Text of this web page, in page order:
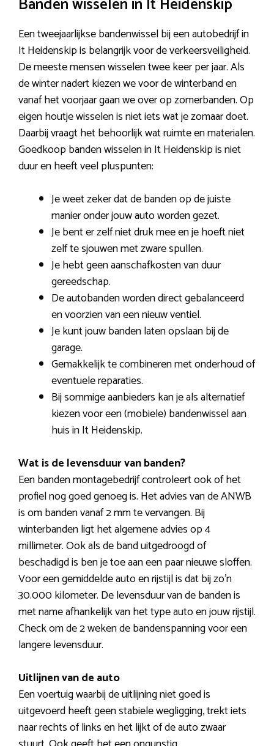
Een tweejaarlijkse bandenwissel bij een autobedrijf in
It Heidenskip is belangrijk voor de verkeersveiligheid.
De meeste mensen wisselen twee keer per jaar. Als
de winter nadert kiezen we voor de winterband en
vanaf het voorjaar gaan we over op zomerbanden. Op
eigen houtje wisselen is niet iets wat je zomaar doet.
Daarbij vraagt het behoorlijk wat ruimte en materialen.
Goedkoop banden wisselen in It Heidenskip is niet
duur en heeft veel pluspunten:
Je weet zeker dat de banden op de juiste
manier onder jouw auto worden gezet.
Je bent er zelf niet druk mee en je hoeft niet
zelf te sjouwen met zware spullen.
Je hebt geen aanschafkosten van duur
gereedschap.
De autobanden worden direct gebalanceerd
en voorzien van een nieuw ventiel.
Je kunt jouw banden laten opslaan bij de
garage.
Gemakkelijk te combineren met onderhoud of
eventuele reparaties.
Bij sommige aanbieders kan je als alternatief
kiezen voor een (mobiele) bandenwissel aan
huis in It Heidenskip.
Wat is de levensduur van banden?
Een banden montagebedrijf controleert ook of het
profiel nog goed genoeg is. Het advies van de ANWB
is om banden vanaf 2 mm te vervangen. Bij
winterbanden ligt het algemene advies op 4
millimeter. Ook als de band uitgedroogd of
beschadigd is ben je toe aan een paar nieuwe sloffen.
Voor een gemiddelde auto en rijstijl is dat bij zo’n
30.000 kilometer. De levensduur van de banden is
met name afhankelijk van het type auto en jouw rijstijl.
Check om de 2 weken de bandenspanning voor een
langere levensduur.
Uitlijnen van de auto
Een voertuig waarbij de uitlijning niet goed is
uitgevoerd heeft geen stabiele wegligging, trekt iets
naar rechts of links en het lijkt of de auto zwaar